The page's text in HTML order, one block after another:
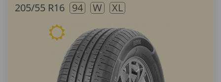
205/55 R16 94 W XL